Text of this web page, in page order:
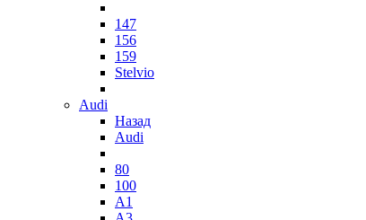
147
156
159
Stelvio
Audi
Назад
Audi
80
100
A1